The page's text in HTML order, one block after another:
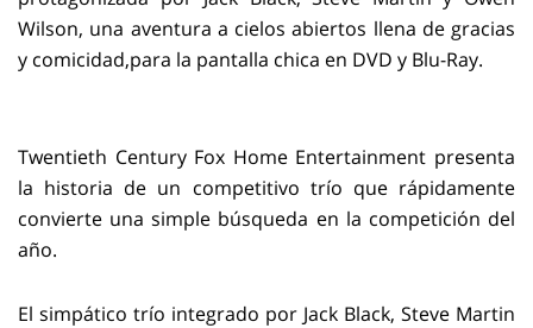
Wilson, una aventura a cielos abiertos llena de gracias
y comicidad,para la pantalla chica en DVD y Blu-Ray.
Twentieth Century Fox Home Entertainment presenta
la historia de un competitivo trío que rápidamente
convierte una simple búsqueda en la competición del
año.
El simpático trío integrado por Jack Black, Steve Martin